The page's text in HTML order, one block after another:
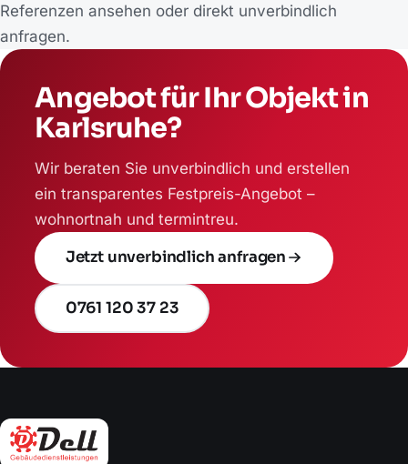
Referenzen ansehen oder direkt unverbindlich
anfragen.
Angebot für Ihr Objekt in
Karlsruhe?
Wir beraten Sie unverbindlich und erstellen
ein transparentes Festpreis-Angebot –
wohnortnah und termintreu.
Jetzt unverbindlich anfragen
0761 120 37 23